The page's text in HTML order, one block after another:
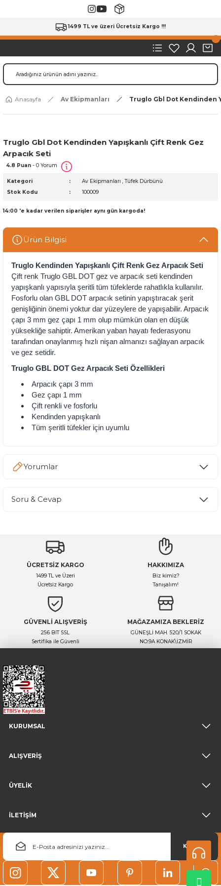
1499 TL ve üzeri Ücretsiz Kargo !!!
Anasayfa Av Ekipmanları Truglo Gbl Dot Kendinden
Truglo Gbl Dot Kendinden Yapışkanlı Çift Renk Gez
Arpacık Seti
4.8 Puan - 0 Yorum
Kategori Av Ekipmanları ,Tüfek Dürbünü
Stok Kodu
100009
14:00 'e kadar verilen siparişler aynı gün kargoda!
Ürün Bilgisi
Truglo Kendinden Yapışkanlı Çift Renk Gez Arpacık Seti
Çift renk Truglo GBL DOT gez ve arpacık seti kendinden
yapışkanlı yapısıyla şeritli tüm tüfeklerde rahatlıkla kullanılır.
Fosforlu olan GBL DOT arpacık setinin yapıştıracak şerit
genişliğinin önemi yoktur dar yüzeylere de yapışabilir. Arpacık
çapı 3 mm gez çapı 1 mm olup mümkün olan en düşük
yüksekliğe sahiptir. Amerikan yaban hayatı federasyonu
tarafından onaylanmış hızlı nişan almanızı sağlayan arpacık
ve gez setidir.
Truglo GBL DOT Gez Arpacık Seti Özellikleri
Arpacık çapı 3 mm
Gez çapı 1 mm
Çift renkli ve fosforlu
Kendinden yapışkanlı
Tüm şeritli tüfekler için uyumlu
Yorumlar
Soru & Cevap
Ürün hakkında henüz soru sorulmamış.
ÜCRETSİZ KARGO
1499 TL ve Üzeri
Ücretsiz Kargo
HAKKIMIZA
Biz kimiz?
Tanışalım!
GÜVENLİ ALIŞVERİŞ
256 BIT SSL
Sertifika ile Güvenli
MAĞAZAMIZA BEKLERİZ
GÜNEŞLİ MAH. 520/1 SOKAK
NO:9A KONAK\İZMİR
KURUMSAL
ALIŞVERİŞ
ÜYELİK
İLETİŞİM
KAYDOL